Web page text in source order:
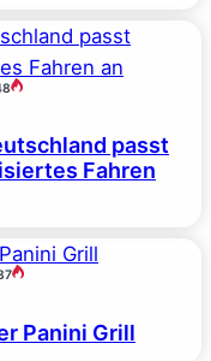
passt
Fahren
Panini Grill